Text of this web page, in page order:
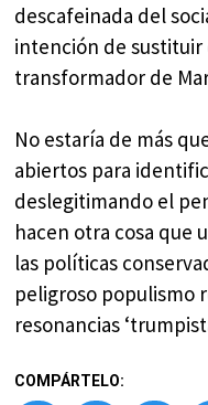
descafeinada del
intención de
transformador de
No estaría de más
abiertos para
deslegitimando el
hacen otra cosa que
las políticas
peligroso populismo
resonancias
COMPÁRTELO: